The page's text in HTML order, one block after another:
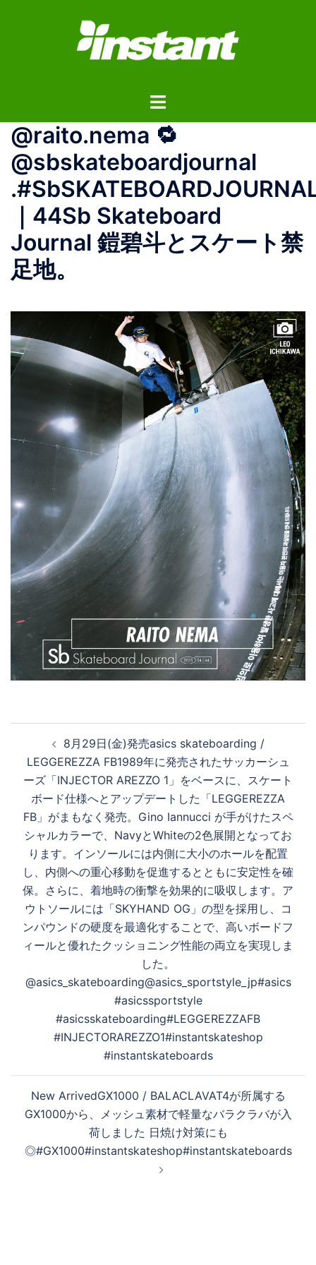
ス
ト
ル
ニ
ュ
ー
@raito.nema 🔁
@sbskateboardjournal
｜44Sb Skateboard
Journal 鎧碧斗とスケート禁
足地。
ゲ
ー
ョ
ン
8月29日(金)発売asics skateboarding /
LEGGEREZZA FB1989年に発売されたサッカーシュ
ーズ「INJECTOR AREZZO 1」をベースに、スケート
ボード仕様へとアップデートした「LEGGEREZZA
FB」がまもなく発売。Gino Iannucci が手がけたスペ
シャルカラーで、NavyとWhiteの2色展開となってお
ります。インソールには内側に大小のホールを配置
し、内側への重心移動を促進するとともに安定性を確
保。さらに、着地時の衝撃を効果的に吸収します。ア
ウトソールには「SKYHAND OG」の型を採用し、コ
ンパウンドの硬度を最適化することで、高いボードフ
ィールと優れたクッショニング性能の両立を実現しま
した。
@asics_skateboarding@asics_sportstyle_jp#asics
#asicssportstyle
#asicsskateboarding#LEGGEREZZAFB
#INJECTORAREZZO1#instantskateshop
#instantskateboards
New ArrivedGX1000 / BALACLAVAT4が所属する
GX1000から、メッシュ素材で軽量なバラクラバが入
荷しました 日焼け対策にも
◎#GX1000#instantskateshop#instantskateboards